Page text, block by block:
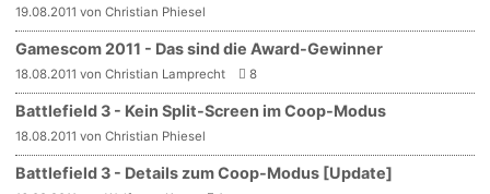
19.08.2011 von Christian Phiesel
Gamescom 2011 - Das sind die Award-Gewinner
18.08.2011 von Christian Lamprecht 8
Battlefield 3 - Kein Split-Screen im Coop-Modus
18.08.2011 von Christian Phiesel
Battlefield 3 - Details zum Coop-Modus [Update]